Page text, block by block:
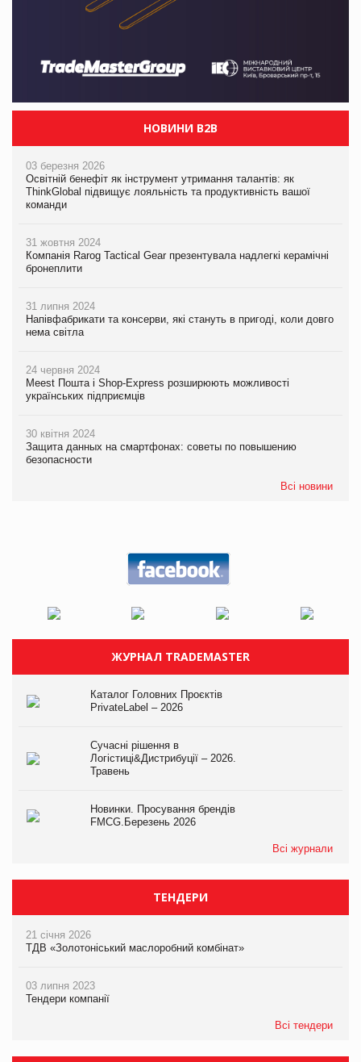
НОВИНИ B2B
03 березня 2026
Освітній бенефіт як інструмент утримання талантів: як
ThinkGlobal підвищує лояльність та продуктивність вашої
команди
31 жовтня 2024
Компанія Rarog Tactical Gear презентувала надлегкі керамічні
бронеплити
31 липня 2024
Напівфабрикати та консерви, які стануть в пригоді, коли довго
нема світла
24 червня 2024
Meest Пошта і Shop-Express розширюють можливості
українських підприємців
30 квітня 2024
Защита данных на смартфонах: советы по повышению
безопасности
Всі новини
ЖУРНАЛ TRADEMASTER
Каталог Головних Проєктів
PrivateLabel – 2026
Сучасні рішення в
Логістиці&Дистрибуції – 2026.
Травень
Новинки. Просування брендів
FMCG.Березень 2026
Всі журнали
ТЕНДЕРИ
21 січня 2026
ТДВ «Золотоніський маслоробний комбінат»
03 липня 2023
Тендери компанії
Всі тендери